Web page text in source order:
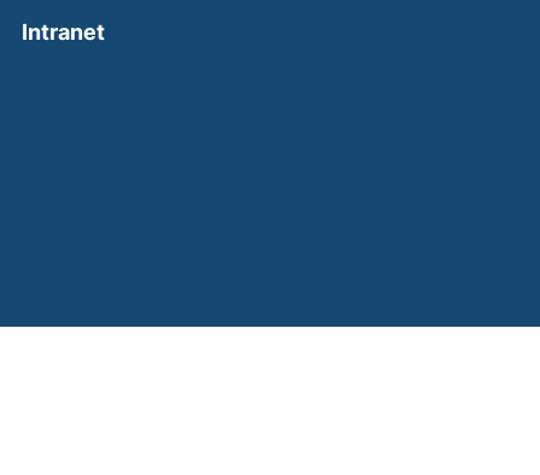
Intranet(external link, opens in a new window)